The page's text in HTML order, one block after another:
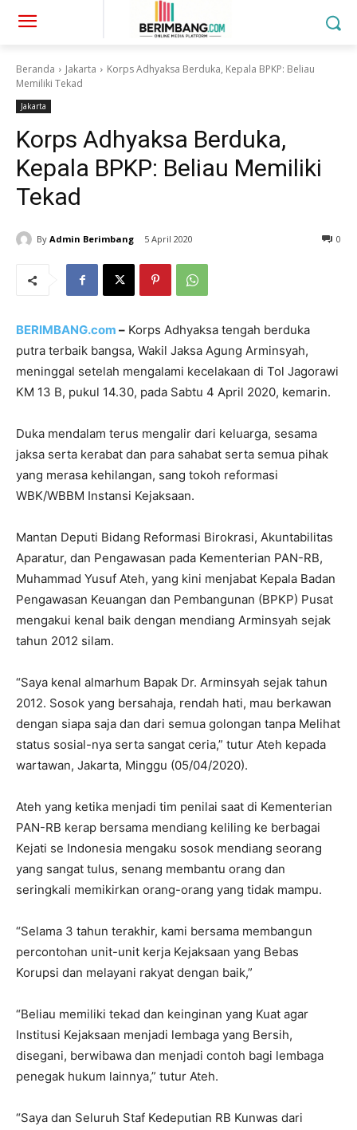
Beranda Jakarta
Korps Adhyaksa Berduka, Kepala BPKP: Beliau
Memiliki Tekad
Jakarta
Korps Adhyaksa Berduka,
Kepala BPKP: Beliau Memiliki
Tekad
By Admin Berimbang 5 April 2020 0
BERIMBANG.com – Korps Adhyaksa tengah berduka
putra terbaik bangsa, Wakil Jaksa Agung Arminsyah,
meninggal setelah mengalami kecelakaan di Tol Jagorawi
KM 13 B, pukul 14.30, pada Sabtu 4 April 2020, kemarin.
Duka mendalam terus mengalir dari keluarga, sesama
jaksa serta kerabat dan para sahabat serta semua pihak
yang merasa kehilangan, sang tokoh reformasi
WBK/WBBM Instansi Kejaksaan.
Mantan Deputi Bidang Reformasi Birokrasi, Akuntabilitas
Aparatur, dan Pengawasan pada Kementerian PAN-RB,
Muhammad Yusuf Ateh, yang kini menjabat Kepala Badan
Pengawasan Keuangan dan Pembangunan (BPKP) Pusat
mengakui kenal baik dengan mendiang Arminsyah sejak
tahun 2012 silam.
“Saya kenal almarhum Bapak Dr. Arminsyah sejak tahun
2012. Sosok yang bersahaja, rendah hati, mau berkawan
dengan siapa saja dan dari semua golongan tanpa Melihat
status sosial-nya serta sangat ceria,” tutur Ateh kepada
wartawan, Jakarta, Minggu (05/04/2020).
Ateh yang ketika menjadi tim penilai saat di Kementerian
PAN-RB kerap bersama mendiang keliling ke berbagai
Kejati se Indonesia mengaku sosok mendiang seorang
yang sangat tulus, senang membantu orang dan
seringkali memikirkan orang-orang yang tidak mampu.
“Selama 3 tahun terakhir, kami bersama membangun
percontohan unit-unit kerja Kejaksaan yang Bebas
Korupsi dan melayani rakyat dengan baik,”
“Beliau memiliki tekad dan keinginan yang Kuat agar
Institusi Kejaksaan menjadi lembaga yang Bersih,
disegani, berwibawa dan menjadi contoh bagi lembaga
penegak hukum lainnya,” tutur Ateh.
“Saya dan Seluruh Staf Kedeputian RB Kunwas dari